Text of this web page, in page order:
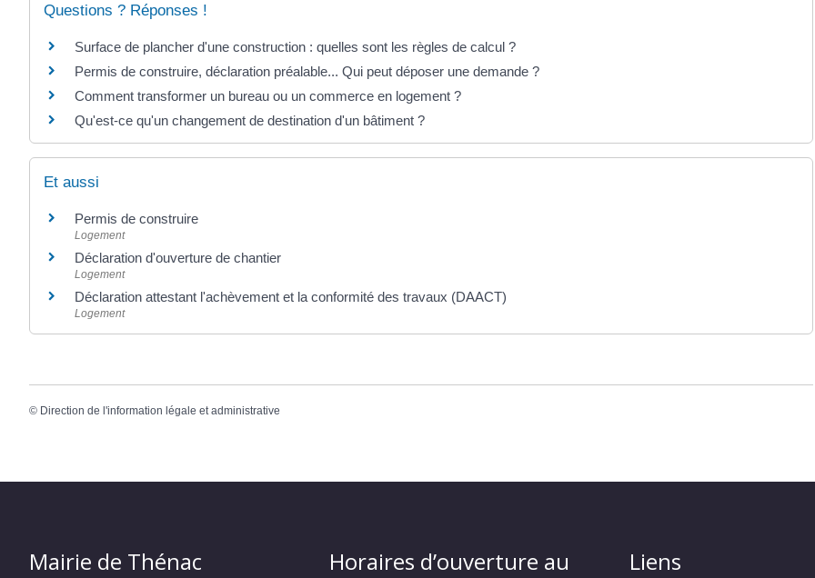
Questions ? Réponses !
Surface de plancher d'une construction : quelles sont les règles de calcul ?
Permis de construire, déclaration préalable... Qui peut déposer une demande ?
Comment transformer un bureau ou un commerce en logement ?
Qu'est-ce qu'un changement de destination d'un bâtiment ?
Et aussi
Permis de construire
Logement
Déclaration d'ouverture de chantier
Logement
Déclaration attestant l'achèvement et la conformité des travaux (DAACT)
Logement
© Direction de l'information légale et administrative
Mairie de Thénac
Horaires d’ouverture au
Liens